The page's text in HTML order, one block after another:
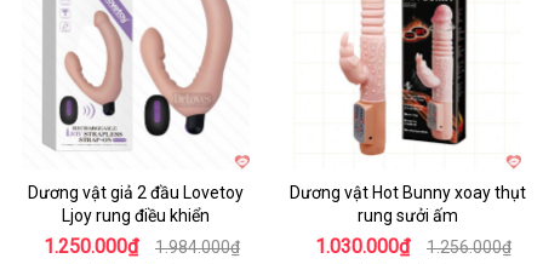
Dương vật giả 2 đầu Lovetoy
Ljoy rung điều khiển
1.250.000₫ 1.984.000₫
Dương vật Hot Bunny xoay thụt
rung sưởi ấm
1.030.000₫ 1.256.000₫